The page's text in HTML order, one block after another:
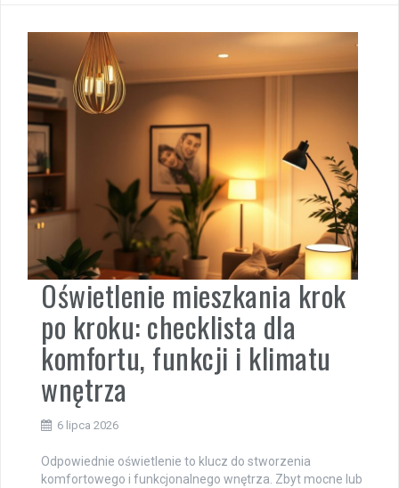
Oświetlenie mieszkania krok
po kroku: checklista dla
komfortu, funkcji i klimatu
wnętrza
6 lipca 2026
Odpowiednie oświetlenie to klucz do stworzenia
komfortowego i funkcjonalnego wnętrza. Zbyt mocne lub